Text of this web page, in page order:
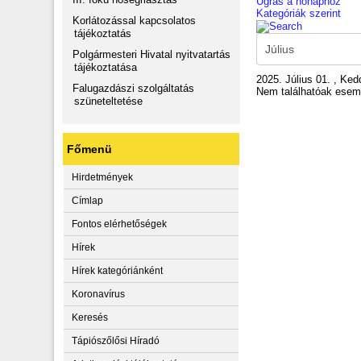
Korlátozással kapcsolatos
tájékoztatás
Polgármesteri Hivatal nyitvatartás
tájékoztatása
Falugazdászi szolgáltatás
szüneteltetése
Főmenü
Hirdetmények
Címlap
Fontos elérhetőségek
Hírek
Hírek kategóriánként
Koronavírus
Keresés
Tápiószőlősi Híradó
Kategóriák szerint
2025. Július 01. ,
Nem találhatóak